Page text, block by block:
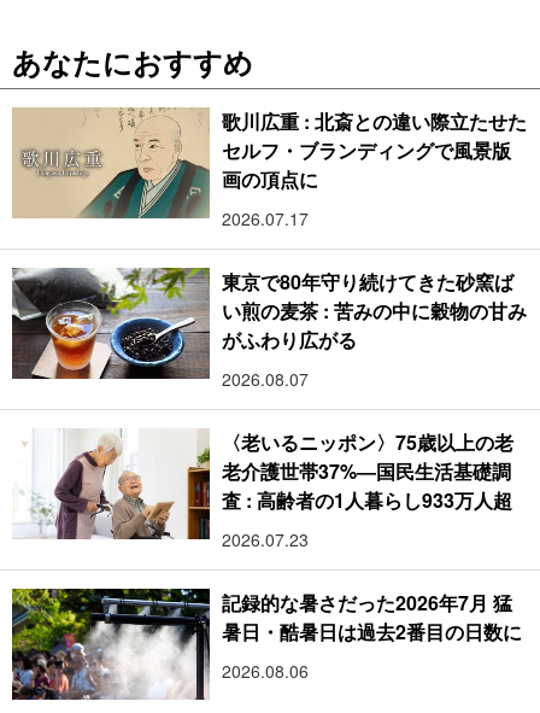
あなたにおすすめ
歌川広重 : 北斎との違い際立たせた
セルフ・ブランディングで風景版
画の頂点に
2026.07.17
東京で80年守り続けてきた砂窯ば
い煎の麦茶 : 苦みの中に穀物の甘み
がふわり広がる
2026.08.07
〈老いるニッポン〉75歳以上の老
老介護世帯37%―国民生活基礎調
査 : 高齢者の1人暮らし933万人超
2026.07.23
記録的な暑さだった2026年7月 猛
暑日・酷暑日は過去2番目の日数に
2026.08.06